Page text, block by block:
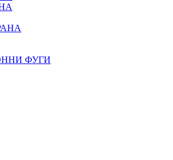
ФУГИ